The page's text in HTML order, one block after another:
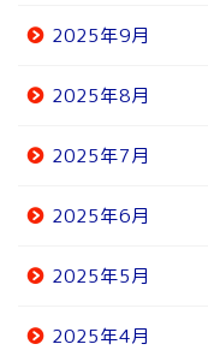
2025年9月
2025年8月
2025年7月
2025年6月
2025年5月
2025年4月